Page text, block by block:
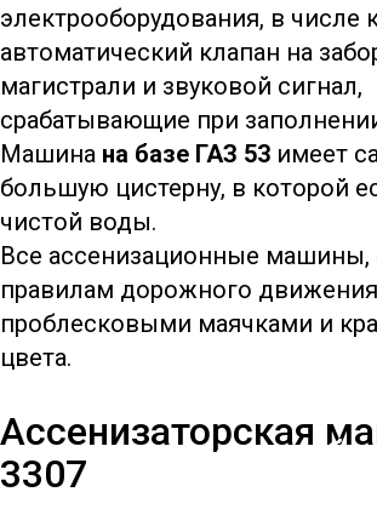
электрооборудования, в числе
автоматический клапан на
магистрали и звуковой сигнал,
срабатывающие при
Машина на базе ГАЗ 53 имеет
большую цистерну, в которой
чистой воды.
Все ассенизационные машины,
правилам дорожного
проблесковыми маячками и
цвета.
Ассенизаторская
3307
машина на